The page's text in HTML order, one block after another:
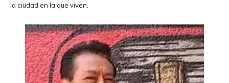
la ciudad en la que viven.